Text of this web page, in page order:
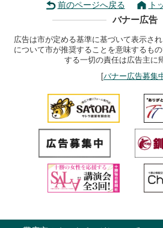
前のページへ戻る ト
バナー広告
広告は市が定める基準に基づいて表示さ
について市が推奨することを意味するも
する一切の責任は広告主に
[バナー広告募集